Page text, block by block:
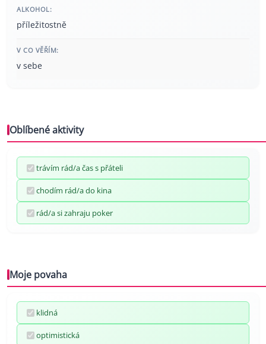
ALKOHOL:
příležitostně
V CO VĚŘÍM:
v sebe
Oblíbené aktivity
trávím rád/a čas s přáteli
chodím rád/a do kina
rád/a si zahraju poker
Moje povaha
klidná
optimistická